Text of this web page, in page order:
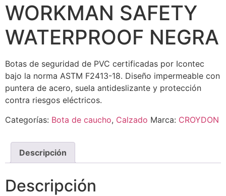
WORKMAN SAFETY
WATERPROOF NEGRA
Botas de seguridad de PVC certificadas por Icontec
bajo la norma ASTM F2413-18. Diseño impermeable con
puntera de acero, suela antideslizante y protección
contra riesgos eléctricos.
Categorías: Bota de caucho, Calzado Marca: CROYDON
Descripción
Descripción